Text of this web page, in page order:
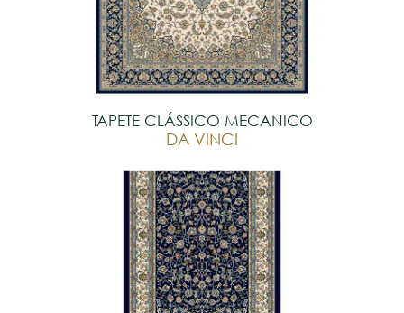
TAPETE CLÁSSICO MECANICO
DA VINCI